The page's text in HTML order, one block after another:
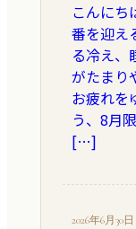
こんにち
番を迎え
る冷え、
がたまり
お疲れを
う、8月
[…]
2026年6月30日